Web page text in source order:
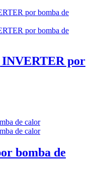
INVERTER por
bomba de